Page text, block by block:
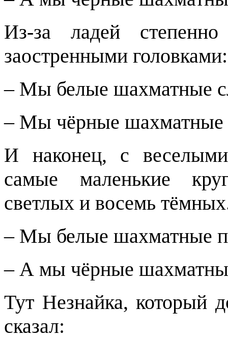
Из-за ладей
заостренными
– Мы белые шахматные
– Мы чёрные шахматные
И наконец, с веселыми
самые маленькие
светлых и восемь
– Мы белые шахматные
– А мы чёрные
Тут Незнайка, который
сказал: